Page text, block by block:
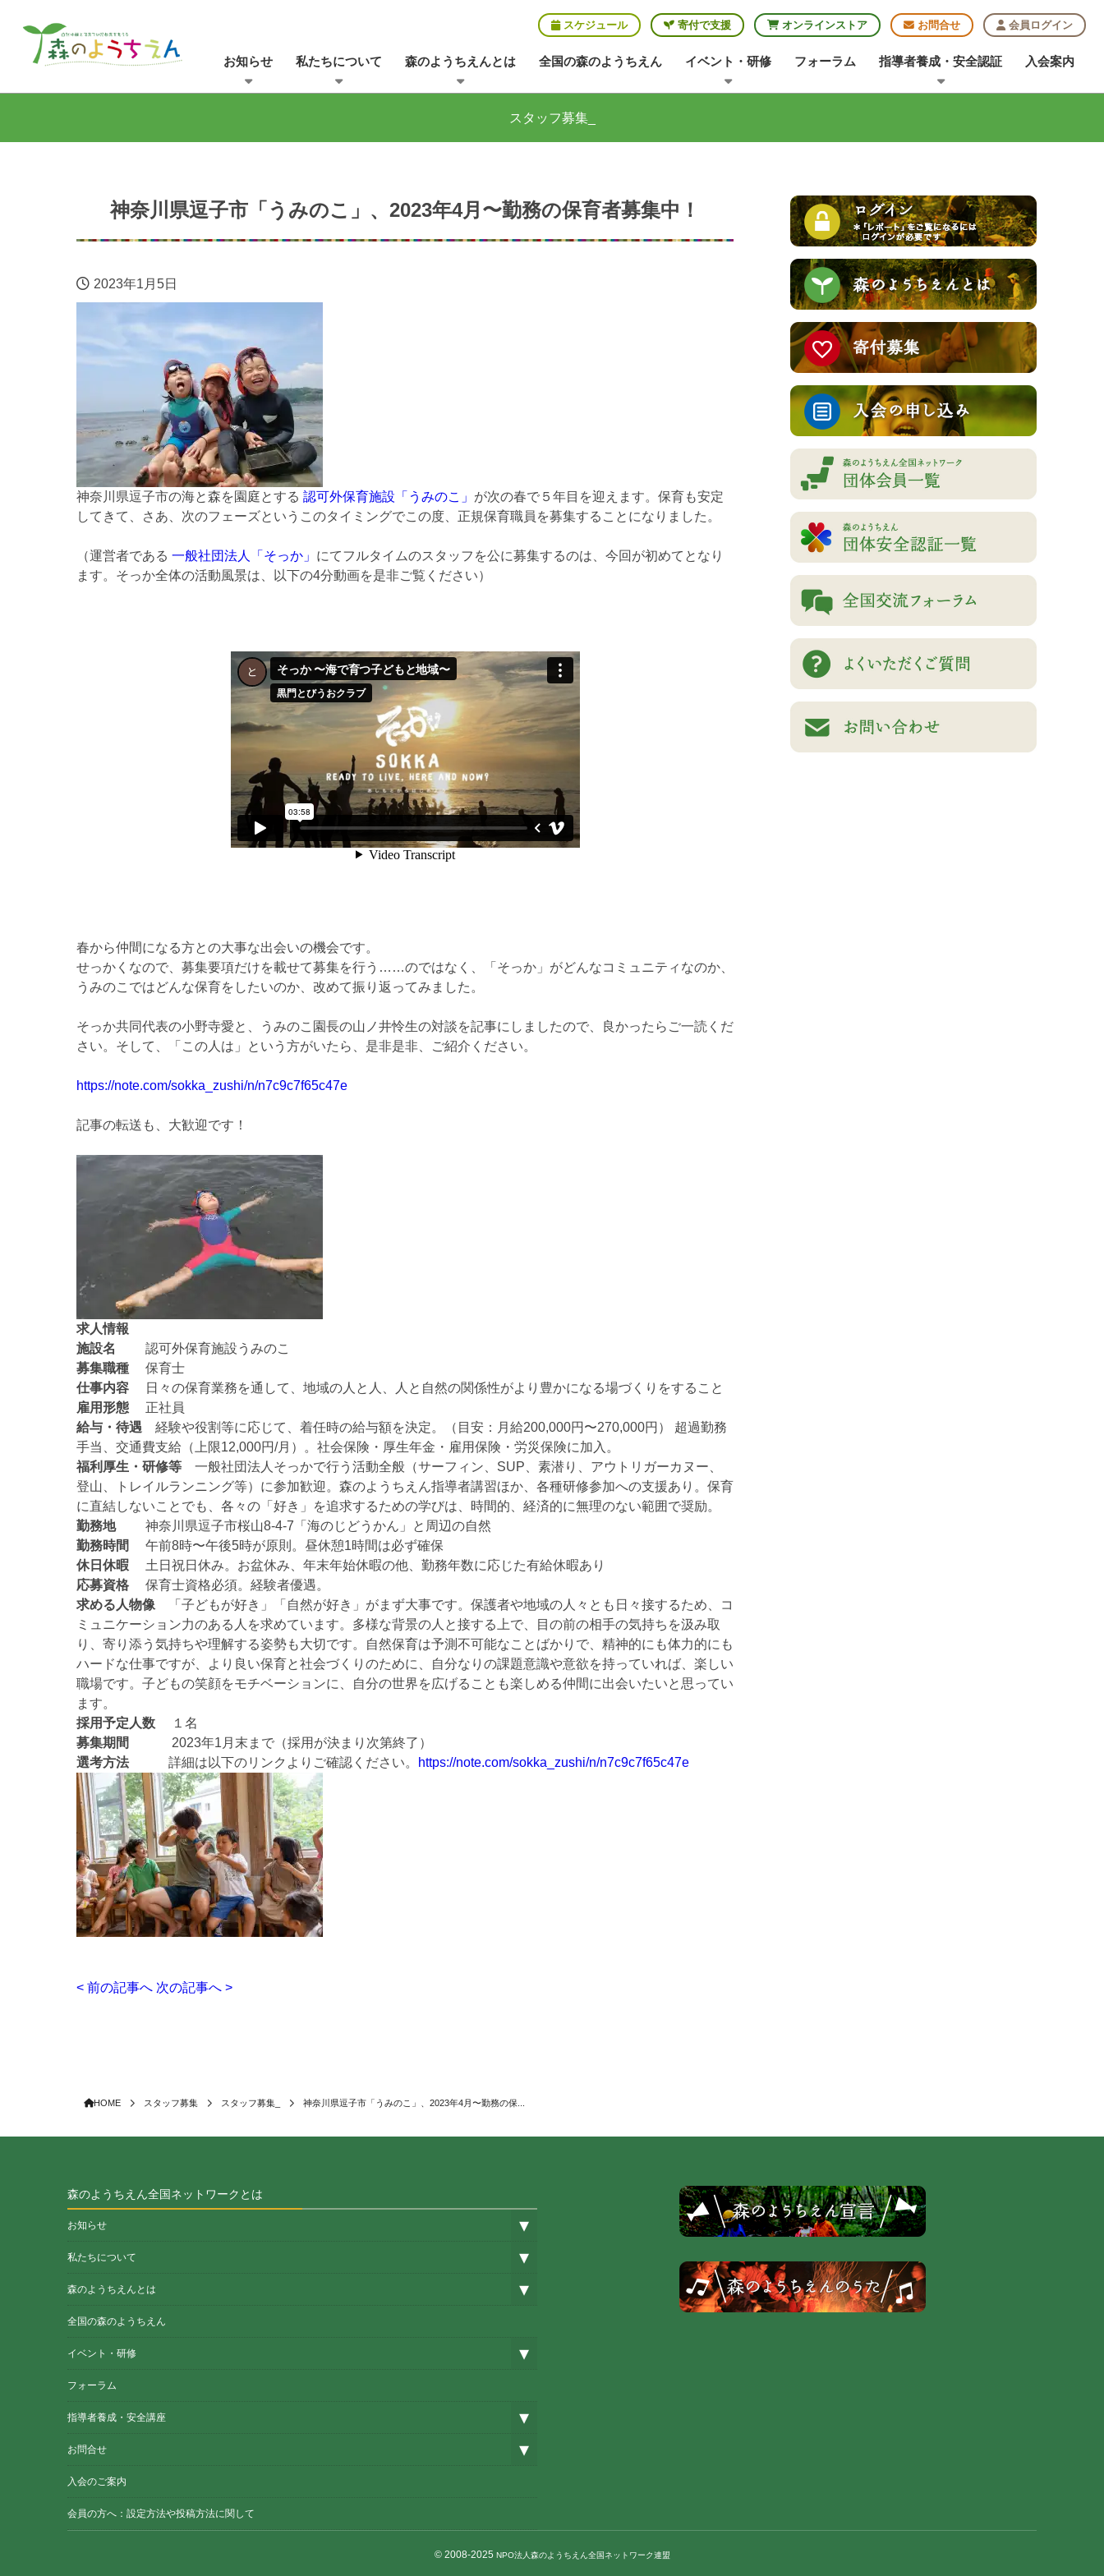
スケジュール 寄付で支援 オンラインストア お問合せ 会員ログイン
お知らせ 私たちについて 森のようちえんとは 全国の森のようちえん イベント・研修 フォーラム 指導者養成・安全認証 入会案内
スタッフ募集_
神奈川県逗子市「うみのこ」、2023年4月〜勤務の保育者募集中！
2023年1月5日
神奈川県逗子市の海と森を園庭とする 認可外保育施設「うみのこ」 が次の春で５年目を迎えます。保育も安定
してきて、さあ、次のフェーズというこのタイミングでこの度、正規保育職員を募集することになりました。
（運営者である 一般社団法人「そっか」 にてフルタイムのスタッフを公に募集するのは、今回が初めてとなり
ます。そっか全体の活動風景は、以下の4分動画を是非ご覧ください）
春から仲間になる方との大事な出会いの機会です。
せっかくなので、募集要項だけを載せて募集を行う……のではなく、「そっか」がどんなコミュニティなのか、
うみのこではどんな保育をしたいのか、改めて振り返ってみました。
そっか共同代表の小野寺愛と、うみのこ園長の山ノ井怜生の対談を記事にしましたので、良かったらご一読くだ
さい。そして、「この人は」という方がいたら、是非是非、ご紹介ください。
https://note.com/sokka_zushi/n/n7c9c7f65c47e
記事の転送も、大歓迎です！
求人情報
施設名
認可外保育施設うみのこ
募集職種 保育士
仕事内容 日々の保育業務を通して、地域の人と人、人と自然の関係性がより豊かになる場づくりをすること
雇用形態 正社員
給与・待遇 経験や役割等に応じて、着任時の給与額を決定。（目安：月給200,000円〜270,000円） 超過勤務
手当、交通費支給（上限12,000円/月）。社会保険・厚生年金・雇用保険・労災保険に加入。
福利厚生・研修等 一般社団法人そっかで行う活動全般（サーフィン、SUP、素潜り、アウトリガーカヌー、
登山、トレイルランニング等）に参加歓迎。森のようちえん指導者講習ほか、各種研修参加への支援あり。保育
に直結しないことでも、各々の「好き」を追求するための学びは、時間的、経済的に無理のない範囲で奨励。
勤務地神奈川県逗子市桜山8-4-7「海のじどうかん」と周辺の自然
勤務時間
午前8時〜午後5時が原則。昼休憩1時間は必ず確保
休日休暇 土日祝日休み。お盆休み、年末年始休暇の他、勤務年数に応じた有給休暇あり
応募資格 保育士資格必須。経験者優遇。
求める人物像 「子どもが好き」「自然が好き」がまず大事です。保護者や地域の人々とも日々接するため、コ
ミュニケーション力のある人を求めています。多様な背景の人と接する上で、目の前の相手の気持ちを汲み取
り、寄り添う気持ちや理解する姿勢も大切です。自然保育は予測不可能なことばかりで、精神的にも体力的にも
ハードな仕事ですが、より良い保育と社会づくりのために、自分なりの課題意識や意欲を持っていれば、楽しい
職場です。子どもの笑顔をモチベーションに、自分の世界を広げることも楽しめる仲間に出会いたいと思ってい
ます。
採用予定人数 １名
募集期間
2023年1月末まで（採用が決まり次第終了）
選考方法 詳細は以下のリンクよりご確認ください。 https://note.com/sokka_zushi/n/n7c9c7f65c47e
< 前の記事へ 次の記事へ >
HOME スタッフ募集 スタッフ募集_ 神奈川県逗子市「うみのこ」、2023年4月〜勤務の保...
森のようちえん全国ネットワークとは
お知らせ
私たちについて
森のようちえんとは
全国の森のようちえん
イベント・研修
フォーラム
指導者養成・安全講座
お問合せ
入会のご案内
会員の方へ：設定方法や投稿方法に関して
© 2008-2025 NPO法人森のようちえん全国ネットワーク連盟